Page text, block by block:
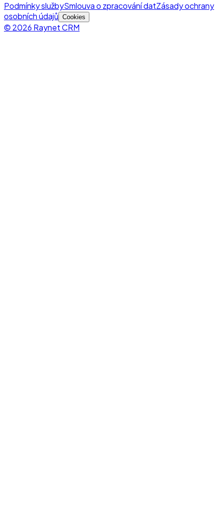
Podmínky službySmlouva o zpracování datZásady ochrany
osobních údajů Cookies
© 2026 Raynet CRM